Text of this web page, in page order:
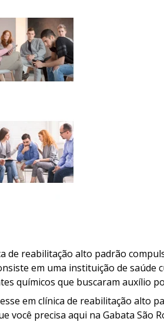
de reabilitação alto padrão
em uma instituição de
químicos que buscaram auxílio
em clínica de reabilitação alto
você precisa aqui na Gabata São